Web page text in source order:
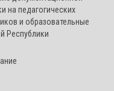
на педагогических
и образовательные
Республики